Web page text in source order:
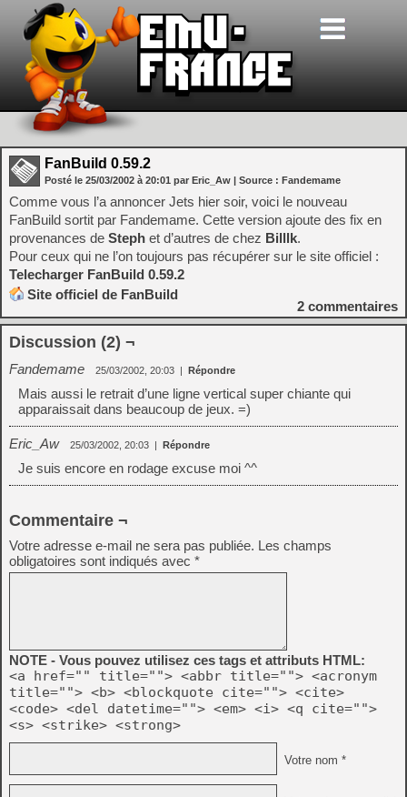
FanBuild 0.59.2
Posté le 25/03/2002 à 20:01 par Eric_Aw | Source : Fandemame
Comme vous l’a annoncer Jets hier soir, voici le nouveau
FanBuild sortit par Fandemame. Cette version ajoute des fix en
provenances de Steph et d’autres de chez Billlk.
Pour ceux qui ne l’on toujours pas récupérer sur le site officiel :
Telecharger FanBuild 0.59.2
Site officiel de FanBuild
2 commentaires
Discussion (2) ¬
Fandemame 25/03/2002, 20:03 | Répondre
Mais aussi le retrait d’une ligne vertical super chiante qui
apparaissait dans beaucoup de jeux. =)
Eric_Aw 25/03/2002, 20:03 | Répondre
Je suis encore en rodage excuse moi ^^
Commentaire ¬
Votre adresse e-mail ne sera pas publiée. Les champs
obligatoires sont indiqués avec *
NOTE - Vous pouvez utilisez ces tags et attributs HTML:
<a href="" title=""> <abbr title=""> <acronym
title=""> <b> <blockquote cite=""> <cite>
<code> <del datetime=""> <em> <i> <q cite="">
<s> <strike> <strong>
Votre nom *